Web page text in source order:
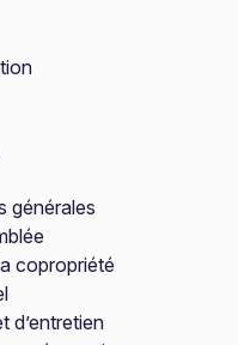
générales
copropriété
d’entretien